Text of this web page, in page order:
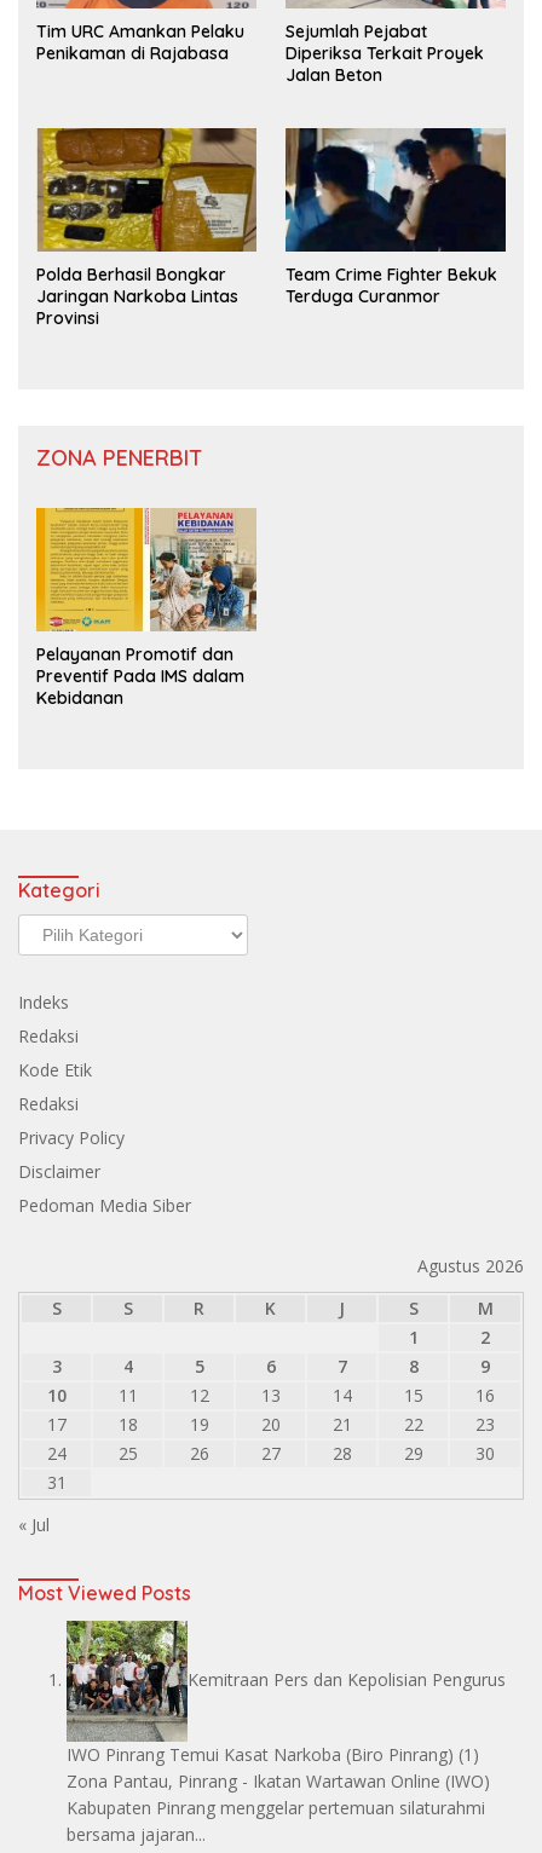
Tim URC Amankan Pelaku
Penikaman di Rajabasa
Sejumlah Pejabat
Diperiksa Terkait Proyek
Jalan Beton
Polda Berhasil Bongkar
Jaringan Narkoba Lintas
Provinsi
Team Crime Fighter Bekuk
Terduga Curanmor
ZONA PENERBIT
Pelayanan Promotif dan
Preventif Pada IMS dalam
Kebidanan
Kategori
Kategori
Indeks
Redaksi
Kode Etik
Redaksi
Privacy Policy
Disclaimer
Pedoman Media Siber
Agustus 2026
S
S R K J S
M
1
2
3
4 5 6 7 8
9
10
11 12 13 14 15
16
17
18 19 20 21 22
23
24
25 26 27 28 29
30
31
« Jul
Most Viewed Posts
Kemitraan Pers dan Kepolisian Pengurus
IWO Pinrang Temui Kasat Narkoba (Biro Pinrang) (1)
Zona Pantau, Pinrang - Ikatan Wartawan Online (IWO)
Kabupaten Pinrang menggelar pertemuan silaturahmi
bersama jajaran...